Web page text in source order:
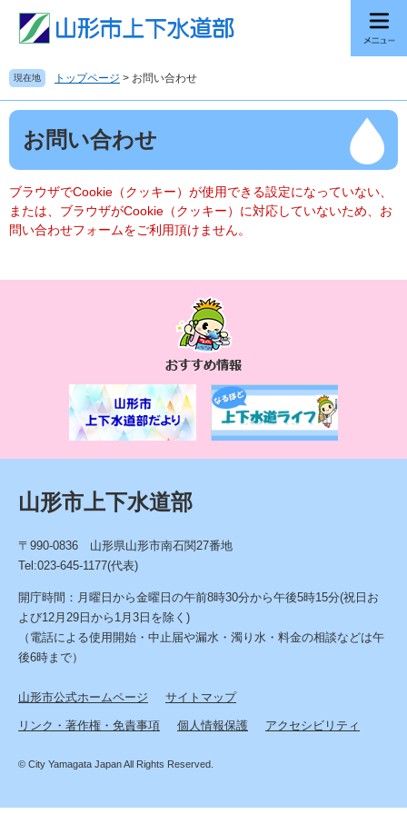
の
先
頭
。
ー
を
飛
て
文
へ
現在地 トップページ > お問い合わせ
本
お問い合わせ
ブラウザでCookie（クッキー）が使用できる設定になっていない、
または、ブラウザがCookie（クッキー）に対応していないため、お
問い合わせフォームをご利用頂けません。
す
め
情
報
山形市上下水道部
〒990-0836 山形県山形市南石関27番地
Tel:023-645-1177(代表)
開庁時間：月曜日から金曜日の午前8時30分から午後5時15分(祝日お
よび12月29日から1月3日を除く)
（電話による使用開始・中止届や漏水・濁り水・料金の相談などは午
後6時まで）
山形市公式ホームページ サイトマップ
リンク・著作権・免責事項 個人情報保護 アクセシビリティ
© City Yamagata Japan All Rights Reserved.